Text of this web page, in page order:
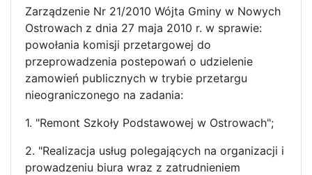
Zarządzenie Nr 21/2010 Wójta Gminy w Nowych
Ostrowach z dnia 27 maja 2010 r. w sprawie:
powołania komisji przetargowej do
przeprowadzenia postepowań o udzielenie
zamowień publicznych w trybie przetargu
nieograniczonego na zadania:
1. "Remont Szkoły Podstawowej w Ostrowach";
2. "Realizacja usług polegających na organizacji i
prowadzeniu biura wraz z zatrudnieniem